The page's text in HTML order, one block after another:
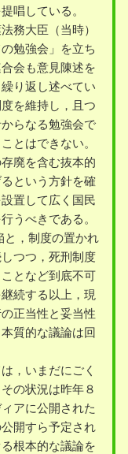
唱している。
務大臣（当時）
勉強会」を立ち
会も意見陳述を
り返し述べてい
を維持し，且つ
らなる勉強会で
とはできない。
廃を含む抜本的
という方針を確
置して広く国民
うべきである。
と，制度の置かれ
つつ，死刑制度
となど到底不可
続する以上，現
正当性と妥当性
質的な議論は回
，いまだにごく
の状況は昨年８
アに公開された
開すら予定され
根本的な議論を